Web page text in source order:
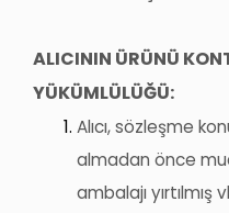
ALICININ ÜRÜNÜ
YÜKÜMLÜLÜĞÜ:
Alıcı, sözleşme
almadan önce
ambalajı yırtılmış